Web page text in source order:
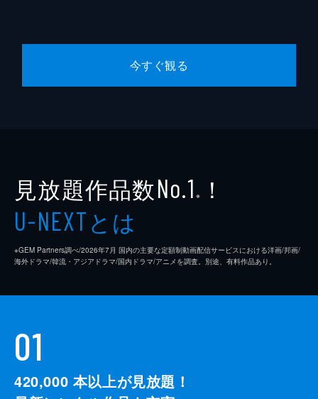
今すぐ観る
見放題作品数No.1 ※ ！
U-NEXTとは
※GEM Partners調べ/2026年7⽉ 国内の主要な定額制動画配信サービスにおける洋画/邦画/
海外ドラマ/韓流・アジアドラマ/国内ドラマ/アニメを調査。別途、有料作品あり。
01
420,000 本以上が見放題！